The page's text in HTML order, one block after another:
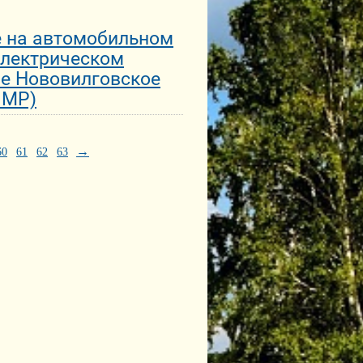
на автомобильном
Нововилговское
МР)
61 62 63 →